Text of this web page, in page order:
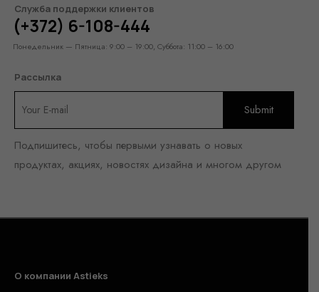
Служба поддержки клиентов
(+372) 6-108-444
Понедельник — Пятница: 9:00 – 19:00, Суббота: 11:00 – 16:00
Рассылка
Подпишитесь, чтобы первыми узнавать о новых
продуктах, акциях, новостях дизайна и многом другом
О компании Astieks